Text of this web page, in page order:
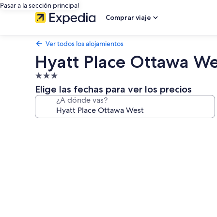
Pasar a la sección principal
Comprar viaje
Ver todos los alojamientos
Hyatt Place Ottawa
Alojamiento
de
3.0 estrellas
Elige las fechas para ver los precios
¿A dónde vas?